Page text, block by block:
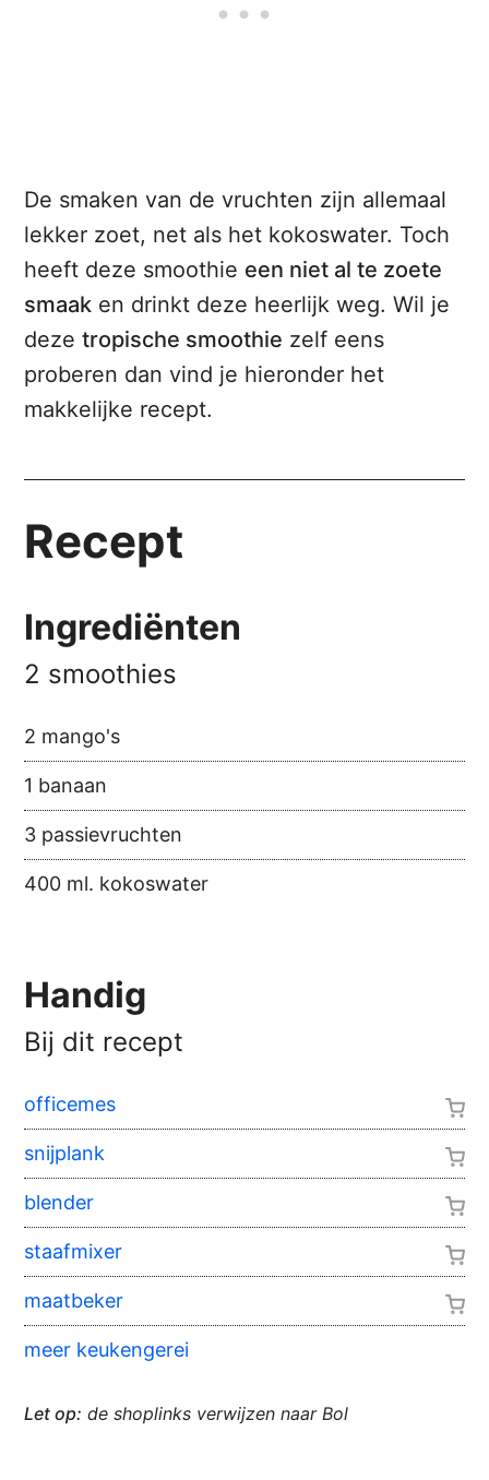
De smaken van de vruchten zijn allemaal
lekker zoet, net als het kokoswater. Toch
heeft deze smoothie een niet al te zoete
smaak en drinkt deze heerlijk weg. Wil je
dezetropische smoothie zelf eens
proberen dan vind je hieronder het
makkelijke recept.
Recept
Ingrediënten
2 smoothies
2 mango's
1 banaan
3 passievruchten
400 ml. kokoswater
Handig
Bij dit recept
officemes
snijplank
blender
staafmixer
maatbeker
meer keukengerei
Let op: de shoplinks verwijzen naar Bol